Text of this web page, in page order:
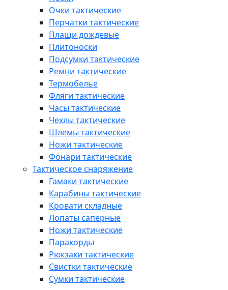
Очки тактические
Перчатки тактические
Плащи дождевые
Плитоноски
Подсумки тактические
Ремни тактические
Термобелье
Фляги тактические
Часы тактические
Чехлы тактические
Шлемы тактические
Ножи тактические
Фонари тактические
Тактическое снаряжение
Гамаки тактические
Карабины тактические
Кровати складные
Лопаты саперные
Ножи тактические
Паракорды
Рюкзаки тактические
Свистки тактические
Сумки тактические